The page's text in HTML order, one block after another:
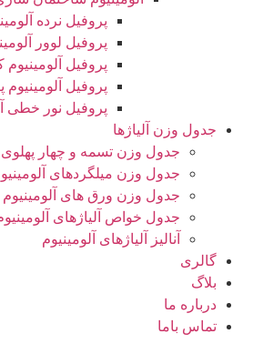
پروفیل نرده
پروفیل لوور
پروفیل آلومینیوم
پروفیل آلومینیوم
پروفیل نور خطی
جدول وزن آلیاژها
جدول وزن تسمه و چهار پهلوی
جدول وزن میلگردهای
جدول وزن ورق های آلومینیوم
جدول خواص آلیاژهای
آنالیز آلیاژهای آلومینیوم
گالری
بلاگ
درباره ما
تماس باما